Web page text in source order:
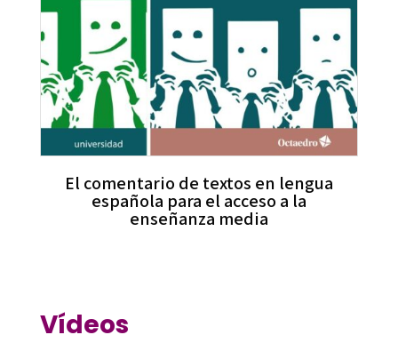
El comentario de textos en lengua
española para el acceso a la
enseñanza media
Vídeos